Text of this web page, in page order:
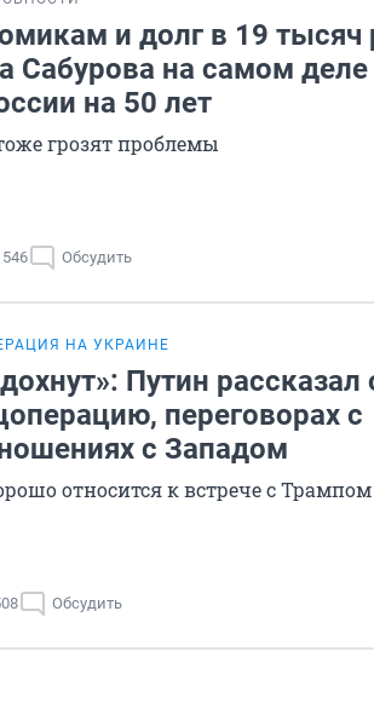
и долг в 19 тысяч
Сабурова на самом деле
на 50 лет
грозят проблемы
546 Обсудить
НА УКРАИНЕ
Путин рассказал
переговорах с
с Западом
относится к встрече с Трампом
Обсудить